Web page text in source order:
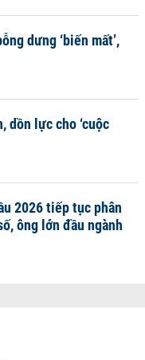
dưng ‘biến mất’,
dồn lực cho ‘cuộc
2026 tiếp tục phân
ông lớn đầu ngành